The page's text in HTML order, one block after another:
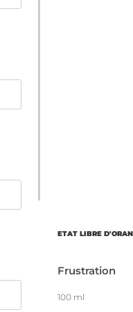
ETAT LIBRE
Frustration
100 ml